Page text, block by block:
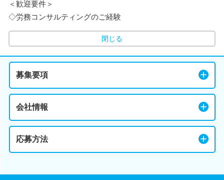
＜歓迎要件＞
◇労務コンサルティングのご経験
閉じる
募集要項
会社情報
応募方法